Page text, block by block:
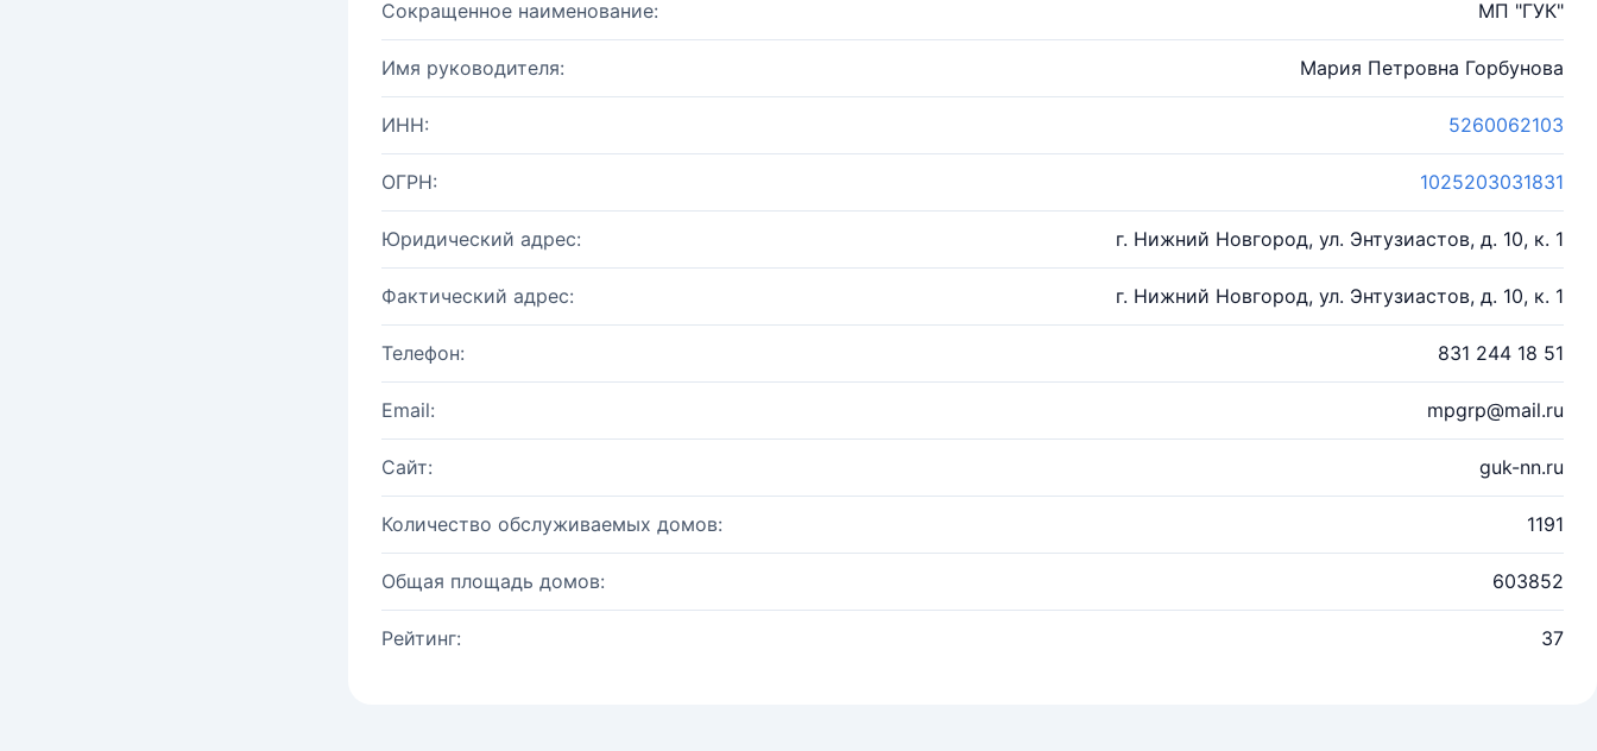
Сокращенное наименование: МП "ГУК"
Имя руководителя: Мария Петровна Горбунова
ИНН: 5260062103
ОГРН: 1025203031831
Юридический адрес: г. Нижний Новгород, ул. Энтузиастов, д. 10, к. 1
Фактический адрес: г. Нижний Новгород, ул. Энтузиастов, д. 10, к. 1
Телефон: 831 244 18 51
Email: mpgrp@mail.ru
Сайт: guk-nn.ru
Количество обслуживаемых домов: 1191
Общая площадь домов: 603852
Рейтинг: 37